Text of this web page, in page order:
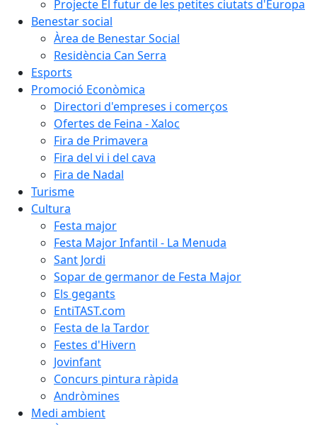
Projecte El futur de les petites ciutats d'Europa
Benestar social
Àrea de Benestar Social
Residència Can Serra
Esports
Promoció Econòmica
Directori d'empreses i comerços
Ofertes de Feina - Xaloc
Fira de Primavera
Fira del vi i del cava
Fira de Nadal
Turisme
Cultura
Festa major
Festa Major Infantil - La Menuda
Sant Jordi
Sopar de germanor de Festa Major
Els gegants
EntiTAST.com
Festa de la Tardor
Festes d'Hivern
Jovinfant
Concurs pintura ràpida
Andròmines
Medi ambient